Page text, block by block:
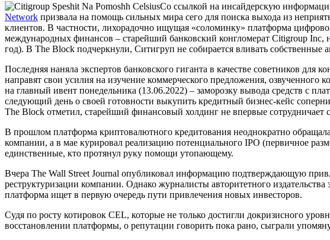
Со ссылкой на инсайдерскую
Network призвала на помощь сильных мира сего для поиска выхода из
клиентов. В частности, лихорадочно ищущая «соломинку» платформа
международных финансов – старейший банковский конгломерат Citigroup Inc,
год). В The Block подчеркнули, Ситигруп не собирается вливать собственные
Последняя наняла экспертов банковского гиганта в качестве советников
направят свои усилия на изучение коммерческого предложения, озвученного
на главный ивент понедельника (13.06.2022) – заморозку вывода средств с
следующий день о своей готовности выкупить кредитный бизнес-кейс
The Block отметил, старейший финансовый холдинг не впервые сотрудничает
В прошлом платформа криптовалютного кредитования неоднократно
компании, а в мае курировал реализацию потенциального IPO (первичное
единственные, кто протянул руку помощи утопающему.
Вчера The Wall Street Journal опубликовал информацию подтверждающую
реструктуризации компании. Однако журналисты авторитетного
платформа ищет в первую очередь пути привлечения новых инвесторов.
Судя по росту котировок CEL, которые не только достигли докризисного
восстановлении платформы, о репутации говорить пока рано, сыграли